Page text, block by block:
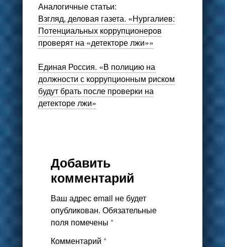
Аналогичные статьи:
Взгляд, деловая газета. «Нургалиев:
Потенциальных коррупционеров
проверят на «детекторе лжи»»
Единая Россия. «В полицию на
должности с коррупционным риском
будут брать после проверки на
детекторе лжи»
Добавить
комментарий
Ваш адрес email не будет
опубликован. Обязательные
поля помечены *
Комментарий *